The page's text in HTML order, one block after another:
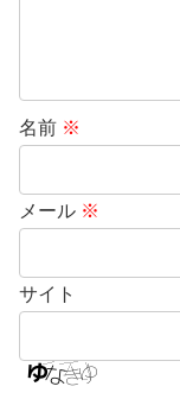
名前 ※
メール ※
サイト